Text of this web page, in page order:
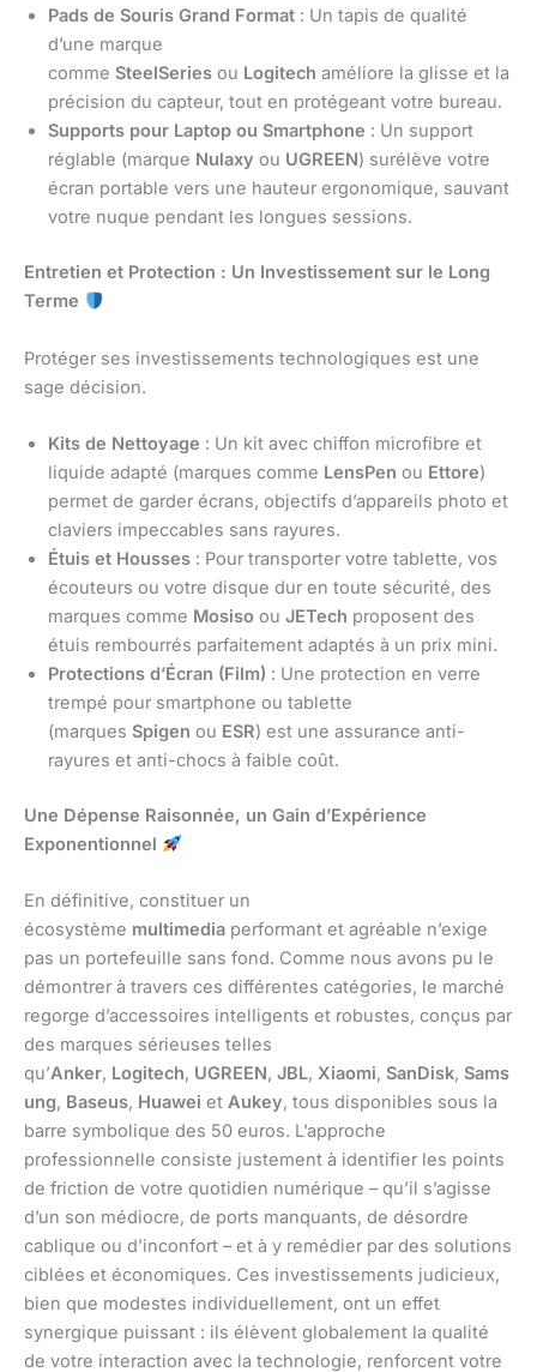
Pads de Souris Grand Format : Un tapis de qualité
d’une marque
comme SteelSeries ou Logitech améliore la glisse et la
précision du capteur, tout en protégeant votre bureau.
Supports pour Laptop ou Smartphone : Un support
réglable (marque Nulaxy ou UGREEN) surélève votre
écran portable vers une hauteur ergonomique, sauvant
votre nuque pendant les longues sessions.
Entretien et Protection : Un Investissement sur le Long
Terme
Protéger ses investissements technologiques est une
sage décision.
Kits de Nettoyage : Un kit avec chiffon microfibre et
liquide adapté (marques comme LensPen ou Ettore)
permet de garder écrans, objectifs d’appareils photo et
claviers impeccables sans rayures.
Étuis et Housses : Pour transporter votre tablette, vos
écouteurs ou votre disque dur en toute sécurité, des
marques comme Mosiso ou JETech proposent des
étuis rembourrés parfaitement adaptés à un prix mini.
Protections d’Écran (Film) : Une protection en verre
trempé pour smartphone ou tablette
(marques Spigen ou ESR) est une assurance anti-
rayures et anti-chocs à faible coût.
Une Dépense Raisonnée, un Gain d’Expérience
Exponentionnel
En définitive, constituer un
écosystème multimedia performant et agréable n’exige
pas un portefeuille sans fond. Comme nous avons pu le
démontrer à travers ces différentes catégories, le marché
regorge d’accessoires intelligents et robustes, conçus par
des marques sérieuses telles
qu’Anker, Logitech, UGREEN, JBL, Xiaomi, SanDisk, Sams
ung, Baseus, Huawei et Aukey, tous disponibles sous la
barre symbolique des 50 euros. L’approche
professionnelle consiste justement à identifier les points
de friction de votre quotidien numérique – qu’il s’agisse
d’un son médiocre, de ports manquants, de désordre
cablique ou d’inconfort – et à y remédier par des solutions
ciblées et économiques. Ces investissements judicieux,
bien que modestes individuellement, ont un effet
synergique puissant : ils élèvent globalement la qualité
de votre interaction avec la technologie, renforcent votre